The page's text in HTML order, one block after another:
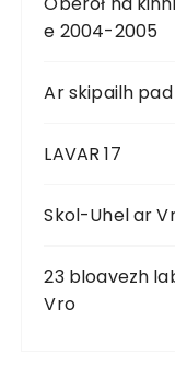
e 2004-2005
Ar skipailh pad
LAVAR 17
Skol-Uhel ar
23 bloavezh
Vro